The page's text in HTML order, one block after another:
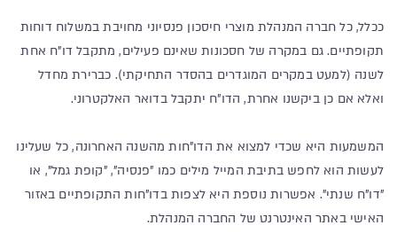
ככלל, כל חברה המנהלת מוצרי חיסכון פנסיוני מחויבת במשלוח דוחות
תקופתיים. גם במקרה של חסכונות שאינם פעילים, מתקבל דו"ח אחת
לשנה (למעט במקרים המוגדרים בהסדר התחיקתי). כברירת מחדל
ואלא אם כן ביקשנו אחרת, הדו"ח יתקבל בדואר האלקטרוני.
המשמעות היא שכדי למצוא את הדו"חות מהשנה האחרונה, כל שעלינו
לעשות הוא לחפש בתיבת המייל מילים כמו "פנסיה", "קופת גמל", או
"דו"ח שנתי". אפשרות נוספת היא לצפות בדו"חות התקופתיים באזור
האישי באתר האינטרנט של החברה המנהלת.